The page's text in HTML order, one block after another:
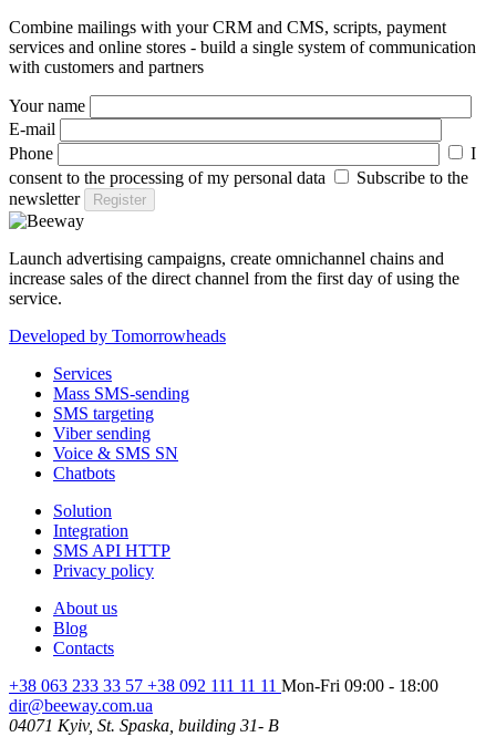
Combine mailings with your CRM and CMS, scripts, payment
services and online stores - build a single system of communication
with customers and partners
Your name
E-mail
Phone
I
consent to the processing of my personal data
Subscribe to the
newsletter
Launch advertising campaigns, create omnichannel chains and
increase sales of the direct channel from the first day of using the
service.
Developed by Tomorrowheads
Services
Mass SMS-sending
SMS targeting
Viber sending
Voice & SMS SN
Chatbots
Solution
Integration
SMS API HTTP
Privacy policy
About us
Blog
Contacts
+38 063 233 33 57 +38 092 111 11 11 Mon-Fri 09:00 - 18:00
dir@beeway.com.ua
04071 Kyiv, St. Spaska, building 31- B